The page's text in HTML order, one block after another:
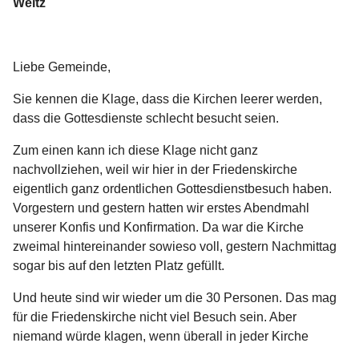
Liebe Gemeinde,
Sie kennen die Klage, dass die Kirchen leerer werden,
dass die Gottesdienste schlecht besucht seien.
Zum einen kann ich diese Klage nicht ganz
nachvollziehen, weil wir hier in der Friedenskirche
eigentlich ganz ordentlichen Gottesdienstbesuch haben.
Vorgestern und gestern hatten wir erstes Abendmahl
unserer Konfis und Konfirmation. Da war die Kirche
zweimal hintereinander sowieso voll, gestern Nachmittag
sogar bis auf den letzten Platz gefüllt.
Und heute sind wir wieder um die 30 Personen. Das mag
für die Friedenskirche nicht viel Besuch sein. Aber
niemand würde klagen, wenn überall in jeder Kirche